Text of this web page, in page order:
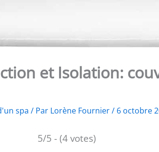
et Isolation:
spa / Par Lorène Fournier/ 6 octobre
5/5 - (4 votes)